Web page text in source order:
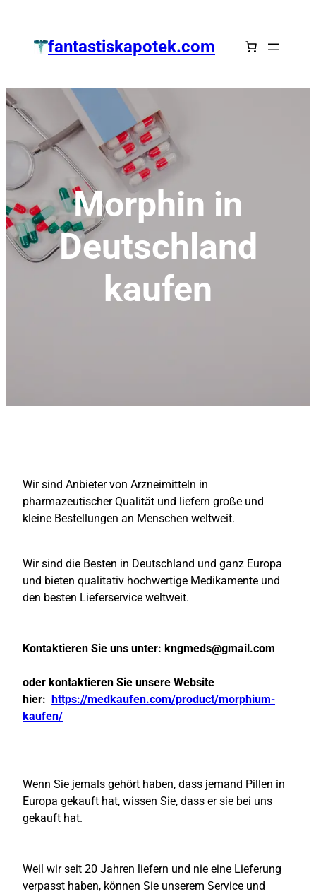
springenfantastiskapotek.com
Morphin in
Deutschland
kaufen
Wir sind Anbieter von Arzneimitteln in
pharmazeutischer Qualität und liefern große und
kleine Bestellungen an Menschen weltweit.
Wir sind die Besten in Deutschland und ganz Europa
und bieten qualitativ hochwertige Medikamente und
den besten Lieferservice weltweit.
Kontaktieren Sie uns unter: kngmeds@gmail.com
oder kontaktieren Sie unsere Website
hier:
https://medkaufen.com/product/morphium-
kaufen/
Wenn Sie jemals gehört haben, dass jemand Pillen in
Europa gekauft hat, wissen Sie, dass er sie bei uns
gekauft hat.
Weil wir seit 20 Jahren liefern und nie eine Lieferung
verpasst haben, können Sie unserem Service und